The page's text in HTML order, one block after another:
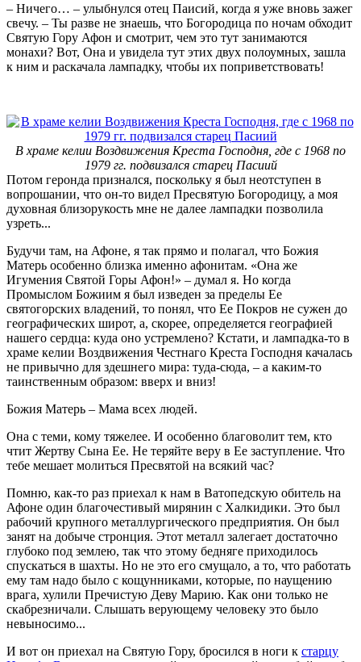
– Ничего… – улыбнулся отец Паисий, когда я уже вновь зажег
свечу. – Ты разве не знаешь, что Богородица по ночам обходит
Святую Гору Афон и смотрит, чем это тут занимаются
монахи? Вот, Она и увидела тут этих двух полоумных, зашла
к ним и раскачала лампадку, чтобы их поприветствовать!
В храме келии Воздвижения Креста Господня, где с 1968 по
1979 гг. подвизался старец Пасиий
Потом геронда признался, поскольку я был неотступен в
вопрошании, что он-то видел Пресвятую Богородицу, а моя
духовная близорукость мне не далее лампадки позволила
узреть...
Будучи там, на Афоне, я так прямо и полагал, что Божия
Матерь особенно близка именно афонитам. «Она же
Игумения Святой Горы Афон!» – думал я. Но когда
Промыслом Божиим я был изведен за пределы Ее
святогорских владений, то понял, что Ее Покров не сужен до
географических широт, а, скорее, определяется географией
нашего сердца: куда оно устремлено? Кстати, и лампадка-то в
храме келии Воздвижения Честнаго Креста Господня качалась
не привычно для здешнего мира: туда-сюда, – а каким-то
таинственным образом: вверх и вниз!
Божия Матерь – Мама всех людей.
Она с теми, кому тяжелее. И особенно благоволит тем, кто
чтит Жертву Сына Ее. Не теряйте веру в Ее заступление. Что
тебе мешает молиться Пресвятой на всякий час?
Помню, как-то раз приехал к нам в Ватопедскую обитель на
Афоне один благочестивый мирянин с Халкидики. Это был
рабочий крупного металлургического предприятия. Он был
занят на добыче стронция. Этот металл залегает достаточно
глубоко под землею, так что этому бедняге приходилось
спускаться в шахты. Но не это его смущало, а то, что работать
ему там надо было с кощунниками, которые, по наущению
врага, хулили Пречистую Деву Марию. Как они только не
скабрезничали. Слышать верующему человеку это было
невыносимо...
И вот он приехал на Святую Гору, бросился в ноги к старцу